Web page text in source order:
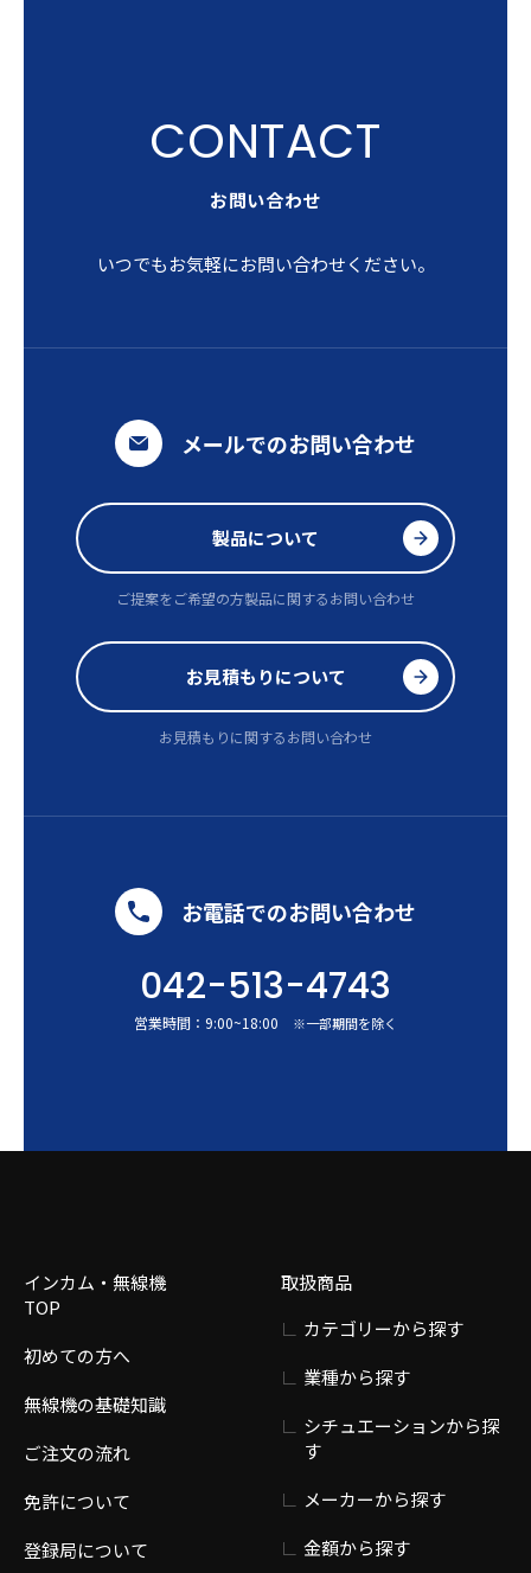
お問い合わせ
いつでもお気軽にお問い合わせください。
メールでのお問い合わせ
製品について
ご提案をご希望の方製品に関するお問い合わせ
お見積もりについて
お見積もりに関するお問い合わせ
お電話でのお問い合わせ
042-513-4743
営業時間： 9:00~18:00 ※一部期間を除く
インカム・無線機
TOP
初めての方へ
無線機の基礎知識
ご注文の流れ
免許について
登録局について
取扱商品
カテゴリーから探す
業種から探す
シチュエーションから探
す
メーカーから探す
金額から探す